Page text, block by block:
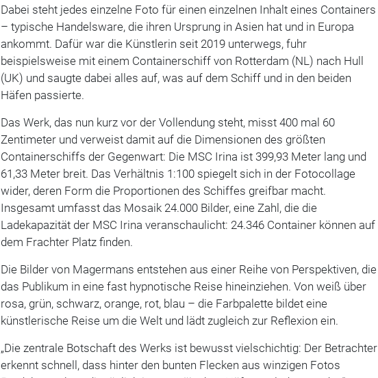
Dabei steht jedes einzelne Foto für einen einzelnen Inhalt eines Containers
– typische Handelsware, die ihren Ursprung in Asien hat und in Europa
ankommt. Dafür war die Künstlerin seit 2019 unterwegs, fuhr
beispielsweise mit einem Containerschiff von Rotterdam (NL) nach Hull
(UK) und saugte dabei alles auf, was auf dem Schiff und in den beiden
Häfen passierte.
Das Werk, das nun kurz vor der Vollendung steht, misst 400 mal 60
Zentimeter und verweist damit auf die Dimensionen des größten
Containerschiffs der Gegenwart: Die MSC Irina ist 399,93 Meter lang und
61,33 Meter breit. Das Verhältnis 1:100 spiegelt sich in der Fotocollage
wider, deren Form die Proportionen des Schiffes greifbar macht.
Insgesamt umfasst das Mosaik 24.000 Bilder, eine Zahl, die die
Ladekapazität der MSC Irina veranschaulicht: 24.346 Container können auf
dem Frachter Platz finden.
Die Bilder von Magermans entstehen aus einer Reihe von Perspektiven, die
das Publikum in eine fast hypnotische Reise hineinziehen. Von weiß über
rosa, grün, schwarz, orange, rot, blau – die Farbpalette bildet eine
künstlerische Reise um die Welt und lädt zugleich zur Reflexion ein.
„Die zentrale Botschaft des Werks ist bewusst vielschichtig: Der Betrachter
erkennt schnell, dass hinter den bunten Flecken aus winzigen Fotos